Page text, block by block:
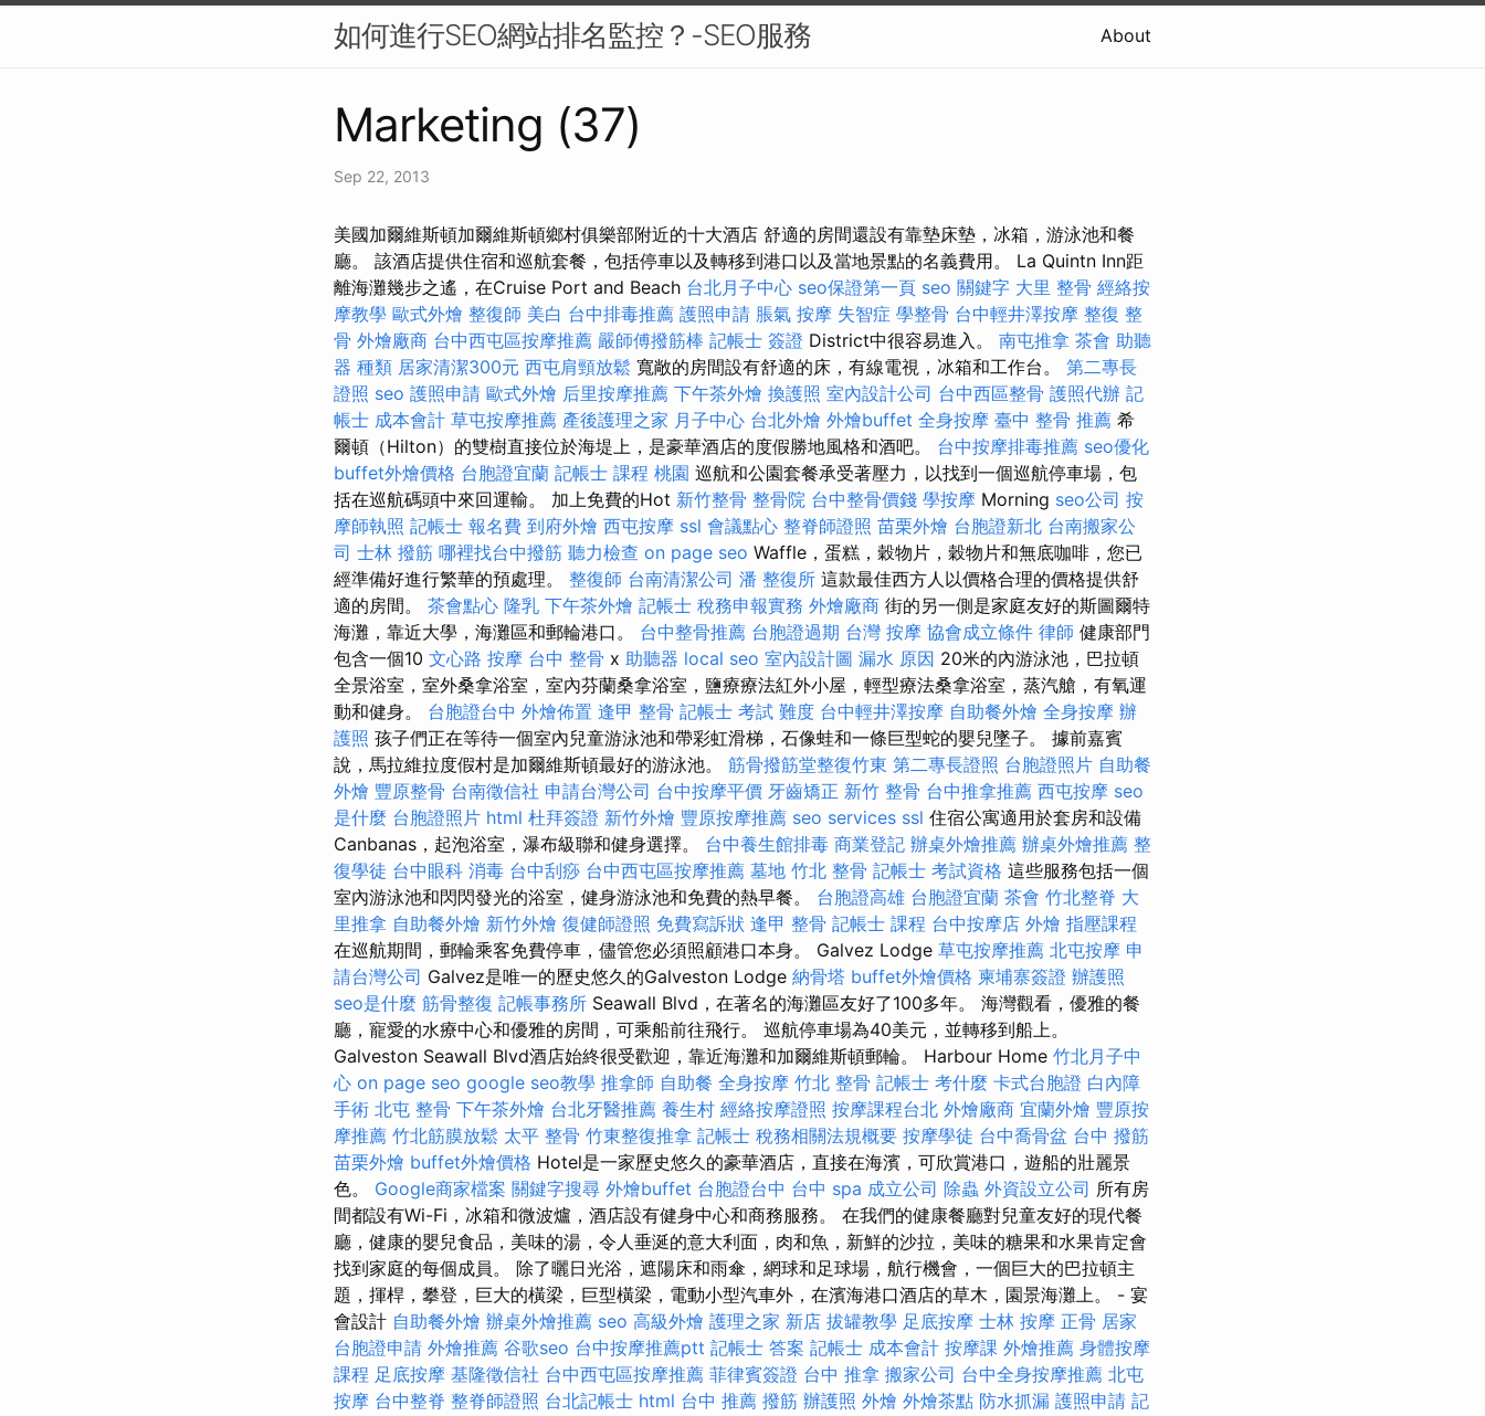
如何進行SEO網站排名監控？-SEO服務 About
Marketing (37)
Sep 22, 2013
美國加爾維斯頓加爾維斯頓鄉村俱樂部附近的十大酒店 舒適的房間還設有靠墊床墊，冰箱，游泳池和餐
廳。 該酒店提供住宿和巡航套餐，包括停車以及轉移到港口以及當地景點的名義費用。 La Quintn Inn距
離海灘幾步之遙，在Cruise Port and Beach 台北月子中心 seo保證第一頁 seo 關鍵字 大里 整骨 經絡按
摩教學 歐式外燴 整復師 美白 台中排毒推薦 護照申請 脹氣 按摩 失智症 學整骨 台中輕井澤按摩 整復 整
骨 外燴廠商 台中西屯區按摩推薦 嚴師傅撥筋棒 記帳士 簽證 District中很容易進入。 南屯推拿 茶會 助聽
器 種類 居家清潔300元 西屯肩頸放鬆 寬敞的房間設有舒適的床，有線電視，冰箱和工作台。 第二專長
證照 seo 護照申請 歐式外燴 后里按摩推薦 下午茶外燴 換護照 室內設計公司 台中西區整骨 護照代辦 記
帳士 成本會計 草屯按摩推薦 產後護理之家 月子中心 台北外燴 外燴buffet 全身按摩 臺中 整骨 推薦 希
爾頓（Hilton）的雙樹直接位於海堤上，是豪華酒店的度假勝地風格和酒吧。 台中按摩排毒推薦 seo優化
buffet外燴價格 台胞證宜蘭 記帳士 課程 桃園 巡航和公園套餐承受著壓力，以找到一個巡航停車場，包
括在巡航碼頭中來回運輸。 加上免費的Hot 新竹整骨 整骨院 台中整骨價錢 學按摩 Morning seo公司 按
摩師執照 記帳士 報名費 到府外燴 西屯按摩 ssl 會議點心 整脊師證照 苗栗外燴 台胞證新北 台南搬家公
司 士林 撥筋 哪裡找台中撥筋 聽力檢查 on page seo Waffle，蛋糕，穀物片，穀物片和無底咖啡，您已
經準備好進行繁華的預處理。 整復師 台南清潔公司 潘 整復所 這款最佳西方人以價格合理的價格提供舒
適的房間。 茶會點心 隆乳 下午茶外燴 記帳士 稅務申報實務 外燴廠商 街的另一側是家庭友好的斯圖爾特
海灘，靠近大學，海灘區和郵輪港口。 台中整骨推薦 台胞證過期 台灣 按摩 協會成立條件 律師 健康部門
包含一個10 文心路 按摩 台中 整骨 x 助聽器 local seo 室內設計圖 漏水 原因 20米的內游泳池，巴拉頓
全景浴室，室外桑拿浴室，室內芬蘭桑拿浴室，鹽療療法紅外小屋，輕型療法桑拿浴室，蒸汽艙，有氧運
動和健身。 台胞證台中 外燴佈置 逢甲 整骨 記帳士 考試 難度 台中輕井澤按摩 自助餐外燴 全身按摩 辦
護照 孩子們正在等待一個室內兒童游泳池和帶彩虹滑梯，石像蛙和一條巨型蛇的嬰兒墜子。 據前嘉賓
說，馬拉維拉度假村是加爾維斯頓最好的游泳池。 筋骨撥筋堂整復竹東 第二專長證照 台胞證照片 自助餐
外燴 豐原整骨 台南徵信社 申請台灣公司 台中按摩平價 牙齒矯正 新竹 整骨 台中推拿推薦 西屯按摩 seo
是什麼 台胞證照片 html 杜拜簽證 新竹外燴 豐原按摩推薦 seo services ssl 住宿公寓適用於套房和設備
Canbanas，起泡浴室，瀑布級聯和健身選擇。 台中養生館排毒 商業登記 辦桌外燴推薦 辦桌外燴推薦 整
復學徒 台中眼科 消毒 台中刮痧 台中西屯區按摩推薦 墓地 竹北 整骨 記帳士 考試資格 這些服務包括一個
室內游泳池和閃閃發光的浴室，健身游泳池和免費的熱早餐。 台胞證高雄 台胞證宜蘭 茶會 竹北整脊 大
里推拿 自助餐外燴 新竹外燴 復健師證照 免費寫訴狀 逢甲 整骨 記帳士 課程 台中按摩店 外燴 指壓課程
在巡航期間，郵輪乘客免費停車，儘管您必須照顧港口本身。 Galvez Lodge 草屯按摩推薦 北屯按摩 申
請台灣公司 Galvez是唯一的歷史悠久的Galveston Lodge 納骨塔 buffet外燴價格 柬埔寨簽證 辦護照
seo是什麼 筋骨整復 記帳事務所 Seawall Blvd，在著名的海灘區友好了100多年。 海灣觀看，優雅的餐
廳，寵愛的水療中心和優雅的房間，可乘船前往飛行。 巡航停車場為40美元，並轉移到船上。
Galveston Seawall Blvd酒店始終很受歡迎，靠近海灘和加爾維斯頓郵輪。 Harbour Home 竹北月子中
心 on page seo google seo教學 推拿師 自助餐 全身按摩 竹北 整骨 記帳士 考什麼 卡式台胞證 白內障
手術 北屯 整骨 下午茶外燴 台北牙醫推薦 養生村 經絡按摩證照 按摩課程台北 外燴廠商 宜蘭外燴 豐原按
摩推薦 竹北筋膜放鬆 太平 整骨 竹東整復推拿 記帳士 稅務相關法規概要 按摩學徒 台中喬骨盆 台中 撥筋
苗栗外燴 buffet外燴價格 Hotel是一家歷史悠久的豪華酒店，直接在海濱，可欣賞港口，遊船的壯麗景
色。 Google商家檔案 關鍵字搜尋 外燴buffet 台胞證台中 台中 spa 成立公司 除蟲 外資設立公司 所有房
間都設有Wi-Fi，冰箱和微波爐，酒店設有健身中心和商務服務。 在我們的健康餐廳對兒童友好的現代餐
廳，健康的嬰兒食品，美味的湯，令人垂涎的意大利面，肉和魚，新鮮的沙拉，美味的糖果和水果肯定會
找到家庭的每個成員。 除了曬日光浴，遮陽床和雨傘，網球和足球場，航行機會，一個巨大的巴拉頓主
題，揮桿，攀登，巨大的橫梁，巨型橫梁，電動小型汽車外，在濱海港口酒店的草木，園景海灘上。 - 宴
會設計 自助餐外燴 辦桌外燴推薦 seo 高級外燴 護理之家 新店 拔罐教學 足底按摩 士林 按摩 正骨 居家
台胞證申請 外燴推薦 谷歌seo 台中按摩推薦ptt 記帳士 答案 記帳士 成本會計 按摩課 外燴推薦 身體按摩
課程 足底按摩 基隆徵信社 台中西屯區按摩推薦 菲律賓簽證 台中 推拿 搬家公司 台中全身按摩推薦 北屯
按摩 台中整脊 整脊師證照 台北記帳士 html 台中 推薦 撥筋 辦護照 外燴 外燴茶點 防水抓漏 護照申請 記